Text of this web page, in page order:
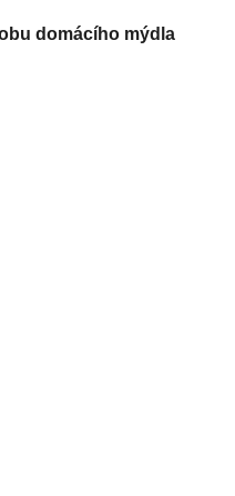
domácího mýdla